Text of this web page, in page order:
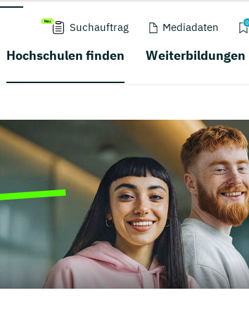
Suchauftrag Mediadaten 0
Hochschulen finden Weiterbildungen